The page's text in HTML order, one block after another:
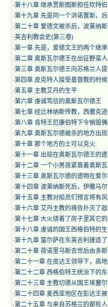
·第十八章 继承贾斯图斯担任坎特伯
·第十九章 先是同一个洪诺置斯，后
·第二十章 爱德文被杀后，波莱纳斯
·英吉利教会史(第三卷)
·第一章 先是，爱德文王的两个继承
·第二章 奥斯瓦尔德王在出征野蛮人
·第三章 奥斯瓦尔德王向苏格兰人提
·第四章 皮克特人接受基督教的时候
·第五章 主教艾丹的生平
·第六章 虔诚笃信的奥斯瓦尔德王
·第七章 经比林纳斯传教，西撒克逊
·第八章 肯特王厄康伯特下令销毁偶
·第九章 奥斯瓦尔德被杀的地方出现
·第十章 那个地方的土可以克火
·第十一章 出现在奥斯瓦尔德王的遗
·第十二章 一个小男孩紧靠着奥斯瓦
·第十三章 奥斯瓦尔德的遗物在爱尔
·第十四章 波莱纳斯死后，伊撒马尔
·第十五章 主教对船员们预言将有风
·第十六章 艾丹主教的祷告扑灭了敌
·第十七章 大火烧着了房子里其它的
·第十八章 虔诚的国王西格伯特的生
·第十九章 富尔萨在东英吉利建造了
·第二十章 荷诺里乌斯去世后由多斯
·第二十一章 在皮达王领导下，高地
·第二十二章 西格伯特王统治下的东
·第二十三章 主教切德从国王埃塞尔
·第二十四章 麦西亚地区在彭达王被
·第二十五章 与来自苏格兰的那些人